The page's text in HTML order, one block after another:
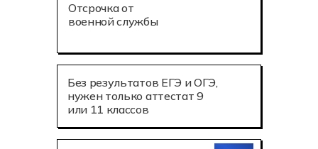
Отсрочка от
военной службы
Без результатов ЕГЭ и ОГЭ,
нужен только аттестат 9
или 11 классов